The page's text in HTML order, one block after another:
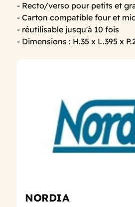
- Recto/verso pour petits et
- Carton compatible four et
- réutilisable jusqu'à 10 fois
- Dimensions : H.35 x L.395 x
NORDIA